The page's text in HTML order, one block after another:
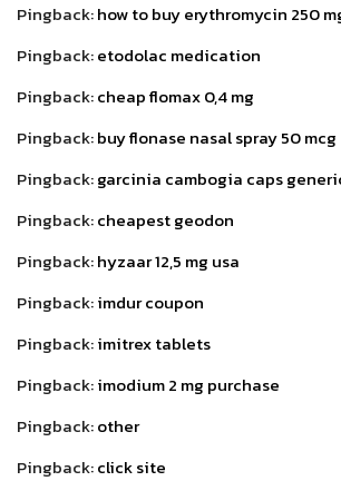
Pingback:how to buy erythromycin 250
Pingback:etodolac medication
Pingback:cheap flomax 0,4 mg
Pingback:buy flonase nasal spray 50 mcg
Pingback:garcinia cambogia caps
Pingback:cheapest geodon
Pingback:hyzaar 12,5 mg usa
Pingback:imdur coupon
Pingback:imitrex tablets
Pingback:imodium 2 mg purchase
Pingback:other
Pingback:click site